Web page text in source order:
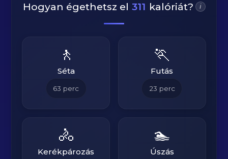
Hogyan égethetsz el 311 kalóriát? i
🚶
Séta
63 perc
🏃
Futás
23 perc
🚴
Kerékpározás
🏊
Úszás